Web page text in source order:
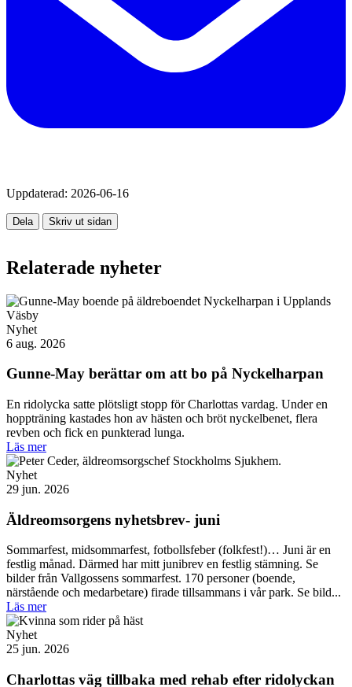
Uppdaterad: 2026-06-16
Dela Skriv ut sidan
Relaterade nyheter
Nyhet
6 aug. 2026
Gunne-May berättar om att bo på Nyckelharpan
En ridolycka satte plötsligt stopp för Charlottas vardag. Under en
hoppträning kastades hon av hästen och bröt nyckelbenet, flera
revben och fick en punkterad lunga.
Läs mer
Nyhet
29 jun. 2026
Äldreomsorgens nyhetsbrev- juni
Sommarfest, midsommarfest, fotbollsfeber (folkfest!)… Juni är en
festlig månad. Därmed har mitt junibrev en festlig stämning. Se
bilder från Vallgossens sommarfest. 170 personer (boende,
närstående och medarbetare) firade tillsammans i vår park. Se bild...
Läs mer
Nyhet
25 jun. 2026
Charlottas väg tillbaka med rehab efter ridolyckan